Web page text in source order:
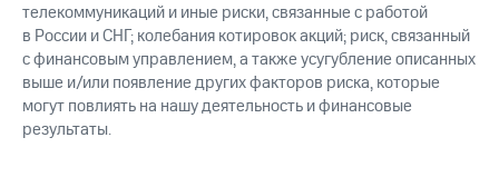
телекоммуникаций и иные риски, связанные с работой
в России и СНГ; колебания котировок акций; риск, связанный
с финансовым управлением, а также усугубление описанных
выше и/или появление других факторов риска, которые
могут повлиять на нашу деятельность и финансовые
результаты.